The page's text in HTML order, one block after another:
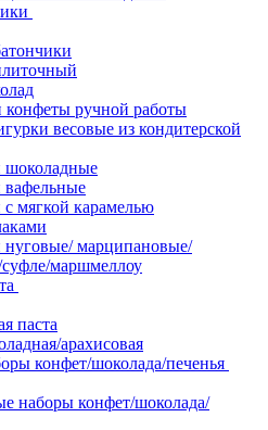
ручной работы
весовые из кондитерской
шоколадные
вафельные
мягкой карамелью
нуговые/ марципановые/
суфле/маршмеллоу
паста
арахисовая
конфет/шоколада/печенья
наборы конфет/шоколада/